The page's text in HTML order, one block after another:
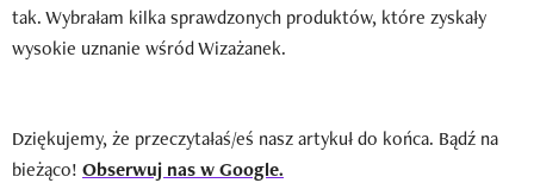
tak. Wybrałam kilka sprawdzonych produktów, które zyskały
wysokie uznanie wśród Wizażanek.
Dziękujemy, że przeczytałaś/eś nasz artykuł do końca. Bądź na
bieżąco! Obserwuj nas w Google.